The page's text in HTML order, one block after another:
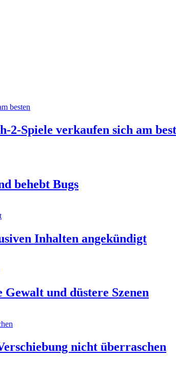
2-Spiele verkaufen sich am
behebt Bugs
Inhalten angekündigt
und düstere Szenen
nicht überraschen